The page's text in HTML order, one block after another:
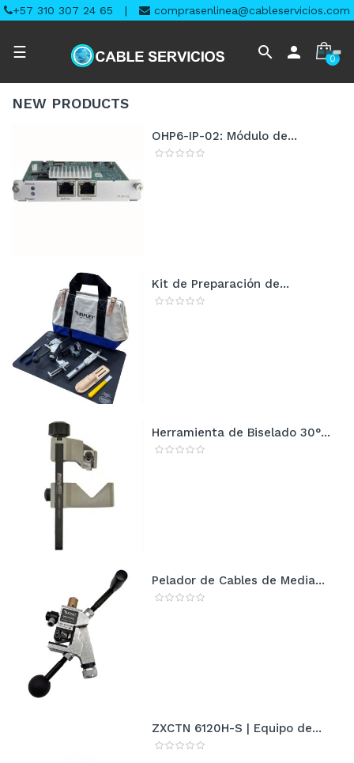
+57 310 307 24 65 | comprasenlinea@cableservicios.com
Navegación
palanca
☰ search person 0
NEW PRODUCTS
OHP6-IP-02: Módulo de...
Kit de Preparación de...
Herramienta de Biselado 30°...
Pelador de Cables de Media...
ZXCTN 6120H-S | Equipo de...